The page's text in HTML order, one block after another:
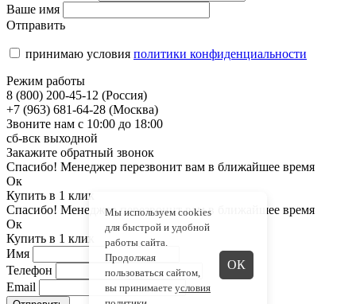
Ваше имя
Отправить
принимаю условия политики конфиденциальности
Режим работы
8 (800) 200-45-12 (Россия)
+7 (963) 681-64-28 (Москва)
Звоните нам с 10:00 до 18:00
сб-вск выходной
Закажите обратный звонок
Спасибо! Менеджер перезвонит вам в ближайшее время
Ок
Купить в 1 клик
Спасибо! Менеджер перезвонит вам в ближайшее время
Ок
Купить в 1 клик
Имя
Телефон
Email
Мы используем cookies
для быстрой и удобной
работы сайта.
Продолжая
пользоваться сайтом,
вы принимаете условия
ОК